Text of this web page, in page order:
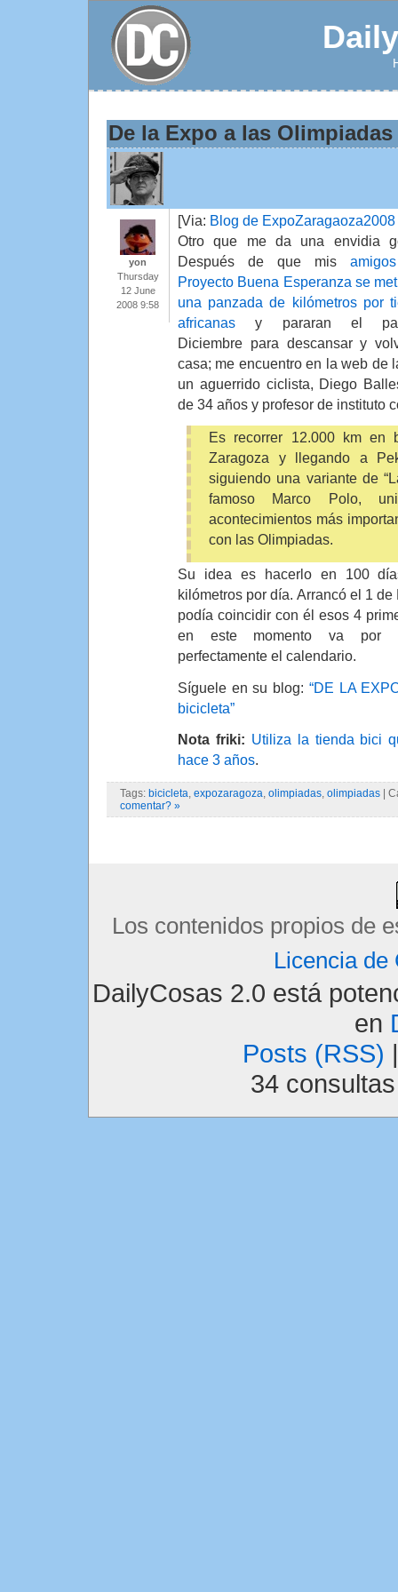
De la Expo a las
yon
Thursday
12 June
2008 9:58
[Via: Blog de ExpoZaragaoza2008
Otro que me da una envidia
Después de que mis
Proyecto Buena Esperanza se
una panzada de kilómetros por
africanas y pararan el
Diciembre para descansar y
casa; me encuentro en la web de
un aguerrido ciclista, Diego
de 34 años y profesor de instituto
Es recorrer 12.000 km en
Zaragoza y llegando a
siguiendo una variante de
famoso Marco Polo,
acontecimientos más
con las Olimpiadas.
Su idea es hacerlo en 100
kilómetros por día. Arrancó el 1
podía coincidir con él esos 4
en este momento va por
perfectamente el calendario.
Síguele en su blog: “DE LA
bicicleta”
Nota friki: Utiliza la tienda bici
hace 3 años.
Tags: bicicleta expozaragoza olimpiadas olimpiadas |
comentar? »
Los contenidos propios de
Licencia de
DailyCosas 2.0 está
en
Posts (RSS)
34